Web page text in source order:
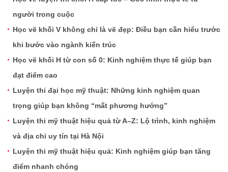
người trong cuộc
Học vẽ khối V không chỉ là vẽ đẹp: Điều bạn cần hiểu trước
khi bước vào ngành kiến trúc
Học vẽ khối H từ con số 0: Kinh nghiệm thực tế giúp bạn
đạt điểm cao
Luyện thi đại học mỹ thuật: Những kinh nghiệm quan
trọng giúp bạn không “mất phương hướng”
Luyện thi mỹ thuật hiệu quả từ A–Z: Lộ trình, kinh nghiệm
và địa chỉ uy tín tại Hà Nội
Luyện thi mỹ thuật hiệu quả: Kinh nghiệm giúp bạn tăng
điểm nhanh chóng